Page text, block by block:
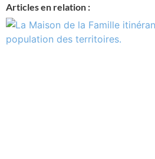
Articles en relation :